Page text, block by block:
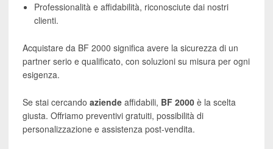
Professionalità e affidabilità, riconosciute dai nostri
clienti.
Acquistare da BF 2000 significa avere la sicurezza di un
partner serio e qualificato, con soluzioni su misura per ogni
esigenza.
Se stai cercando aziendeaffidabili, BF 2000è la scelta
giusta. Offriamo preventivi gratuiti, possibilità di
personalizzazione e assistenza post-vendita.